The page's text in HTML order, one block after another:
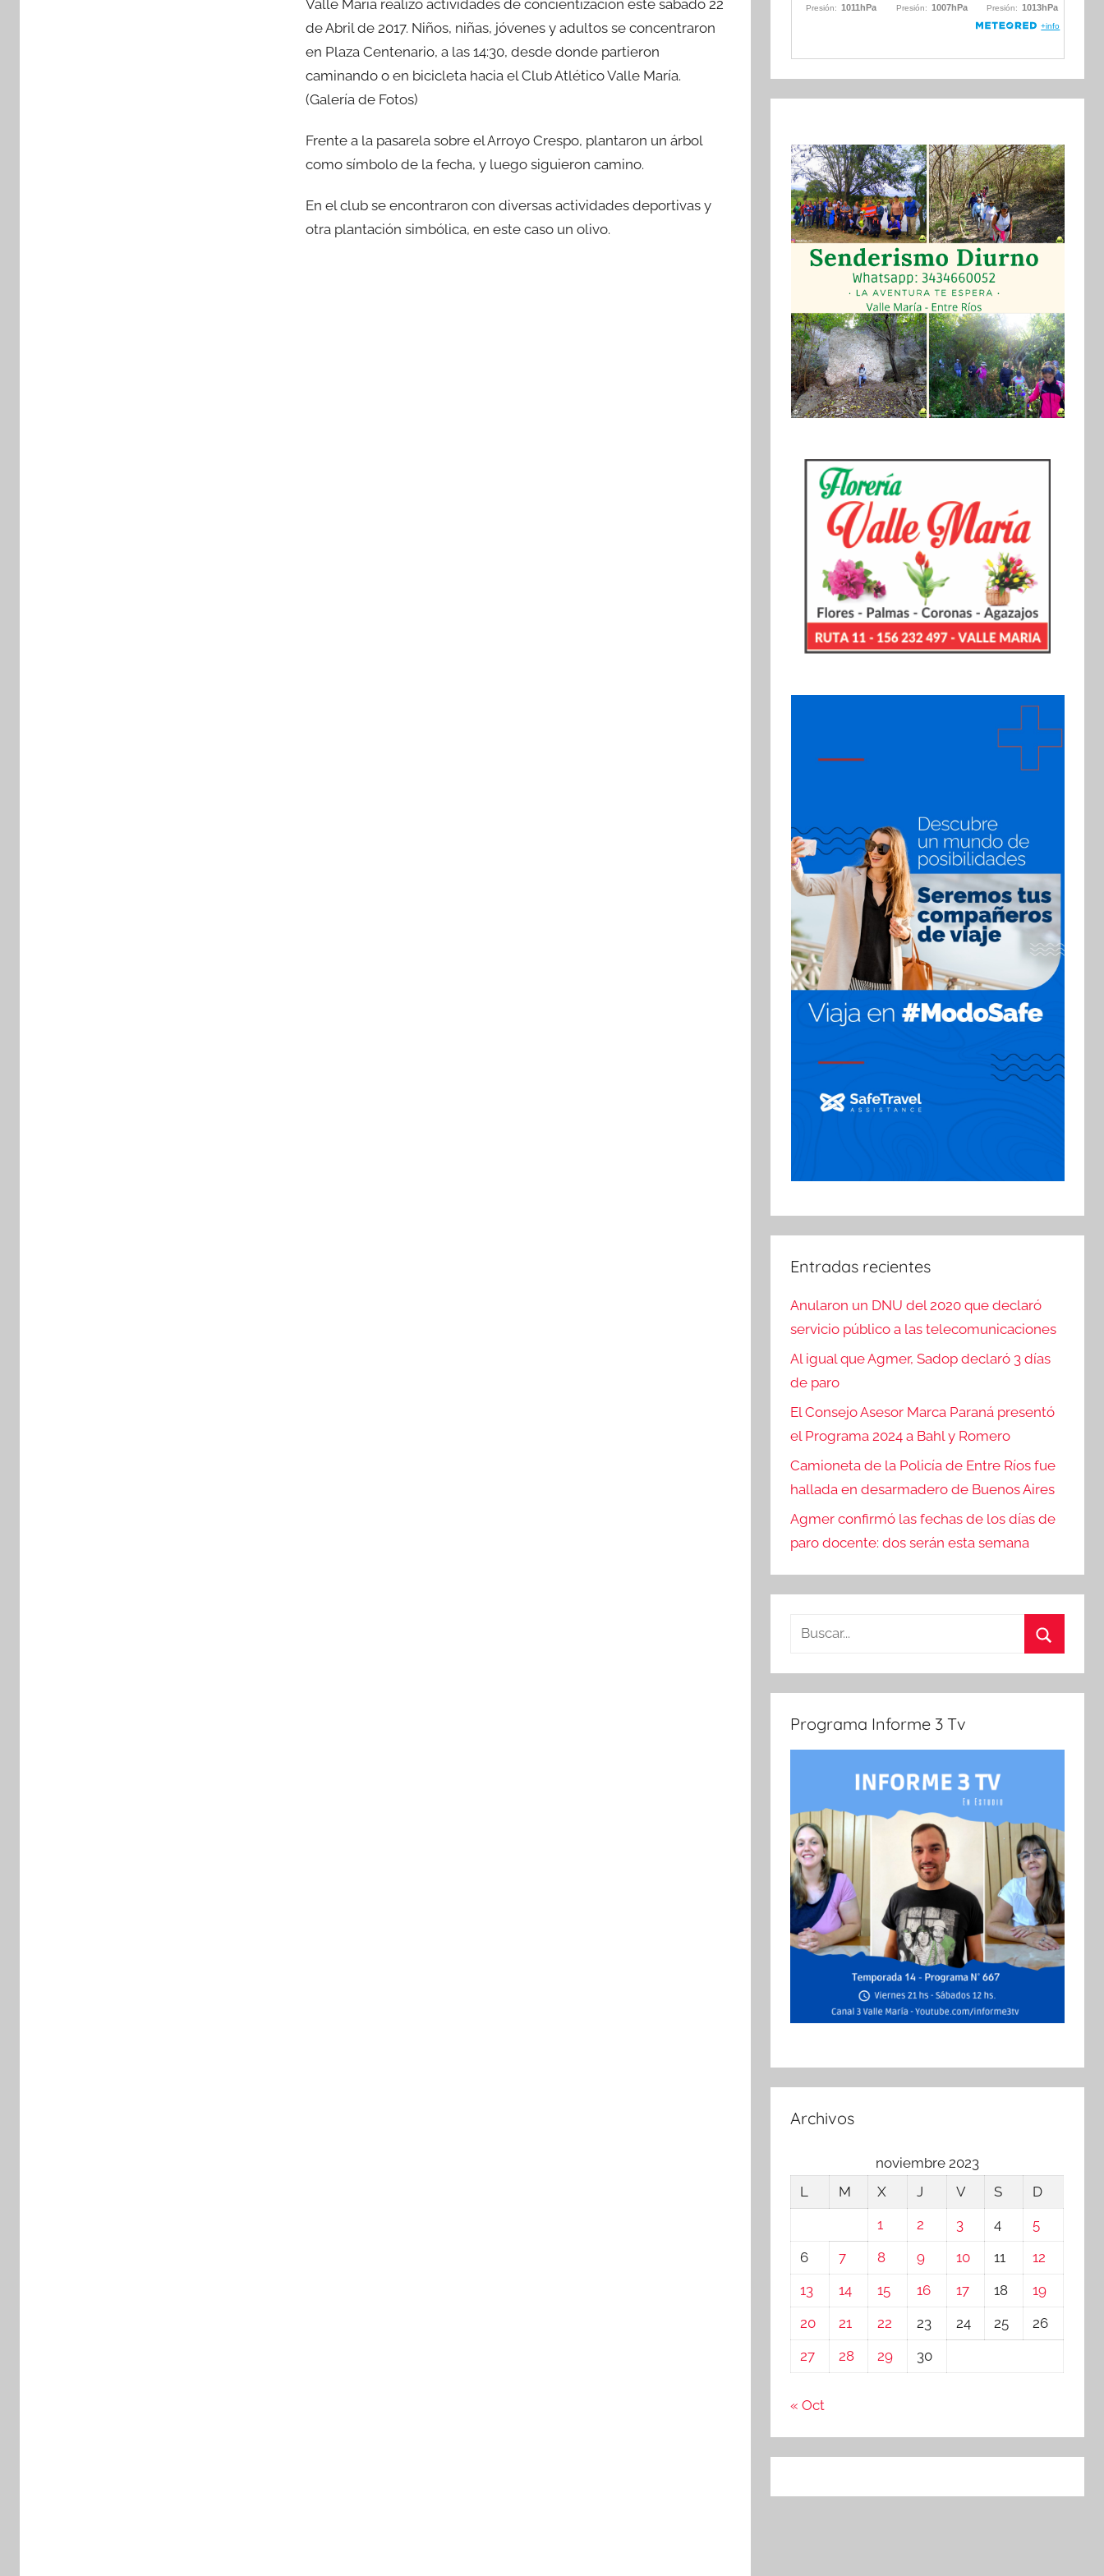
Valle María realizó actividades de concientización este sábado 22
de Abril de 2017. Niños, niñas, jóvenes y adultos se concentraron
en Plaza Centenario, a las 14:30, desde donde partieron
caminando o en bicicleta hacia el Club Atlético Valle María.
(Galería de Fotos)
Frente a la pasarela sobre el Arroyo Crespo, plantaron un árbol
como símbolo de la fecha, y luego siguieron camino.
En el club se encontraron con diversas actividades deportivas y
otra plantación simbólica, en este caso un olivo.
Entradas recientes
Anularon un DNU del 2020 que declaró
servicio público a las telecomunicaciones
Al igual que Agmer, Sadop declaró 3 días
de paro
El Consejo Asesor Marca Paraná presentó
el Programa 2024 a Bahl y Romero
Camioneta de la Policía de Entre Ríos fue
hallada en desarmadero de Buenos Aires
Agmer confirmó las fechas de los días de
paro docente: dos serán esta semana
Buscar:
Programa Informe 3 Tv
Archivos
noviembre 2023
L
M X J V S
D
1
2 3 4
5
6
7 8 9 10 11
12
13
14 15 16 17 18
19
20
21 22 23 24 25
26
27
28 29 30
« Oct